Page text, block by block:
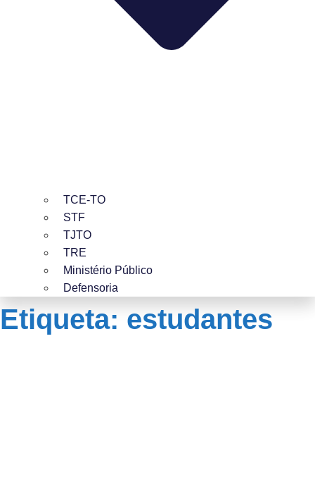
TCE-TO
STF
TJTO
TRE
Ministério Público
Defensoria
Etiqueta: estudantes